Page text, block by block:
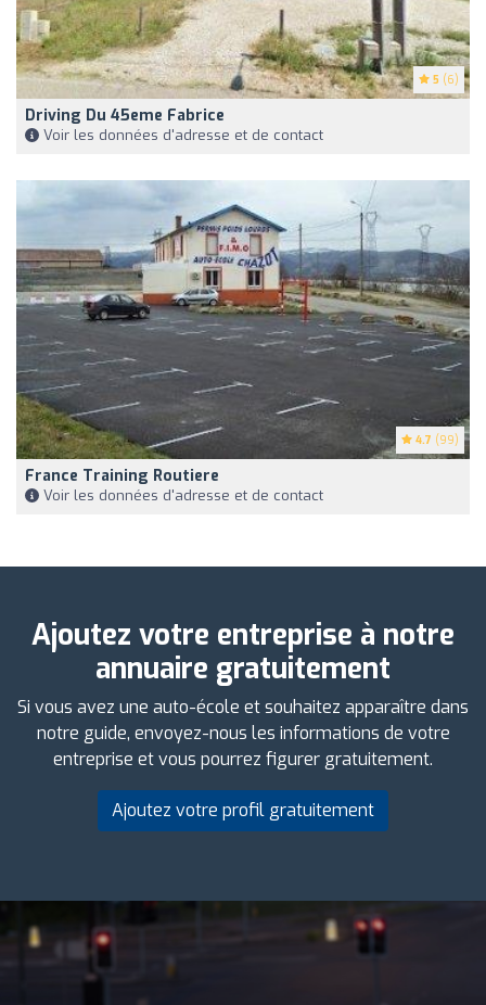
5 (6)
Driving Du 45eme Fabrice
Voir les données d'adresse et de contact
4.7 (99)
France Training Routiere
Voir les données d'adresse et de contact
Ajoutez votre entreprise à notre
annuaire gratuitement
Si vous avez une auto-école et souhaitez apparaître dans
notre guide, envoyez-nous les informations de votre
entreprise et vous pourrez figurer gratuitement.
Ajoutez votre profil gratuitement